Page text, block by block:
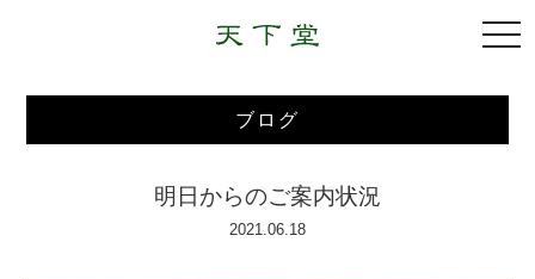
ブログ
明日からのご案内状況
2021.06.18